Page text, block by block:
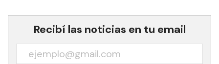
Recibí las noticias en tu email